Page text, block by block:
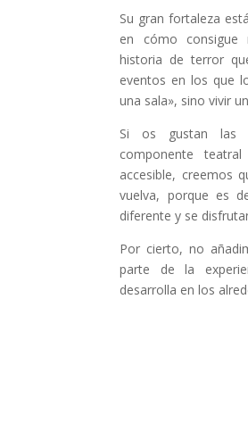
Su gran fortaleza
en cómo consigue
historia de terror
eventos en los que
una sala», sino vivir
Si os gustan las
componente
accesible, creemos
vuelva, porque es
diferente y se
Por cierto, no
parte de la
desarrolla en los